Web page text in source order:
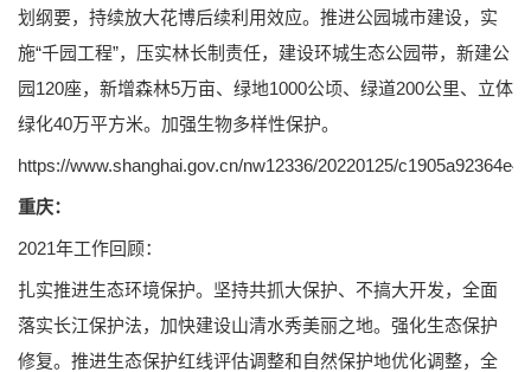
划纲要，持续放大花博后续利用效应。推进公园城市建设，实
施“千园工程”，压实林长制责任，建设环城生态公园带，新建公
园120座，新增森林5万亩、绿地1000公顷、绿道200公里、立体
绿化40万平方米。加强生物多样性保护。
https://www.shanghai.gov.cn/nw12336/20220125/
重庆：
2021年工作回顾：
扎实推进生态环境保护。坚持共抓大保护、不搞大开发，全面
落实长江保护法，加快建设山清水秀美丽之地。强化生态保护
修复。推进生态保护红线评估调整和自然保护地优化调整，全